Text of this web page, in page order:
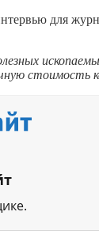
для
стоимость